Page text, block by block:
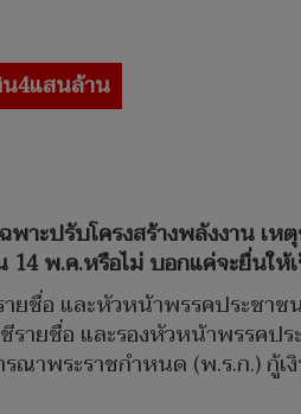
น4แสนล้าน
ะปรับโครงสร้างพลังงาน เห
พ.ค.หรือไม่ บอกแค่จะยื่นให้
ยชื่อ และหัวหน้าพรรคประช
ยชื่อ และรองหัวหน้าพรรคป
ณาพระราชกำหนด (พ.ร.ก.) กู้